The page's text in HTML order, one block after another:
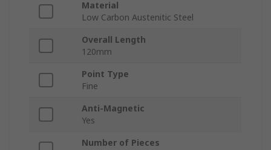
Material
Low Carbon Austenitic Steel
Overall Length
120mm
Point Type
Fine
Anti-Magnetic
Yes
Number of Pieces